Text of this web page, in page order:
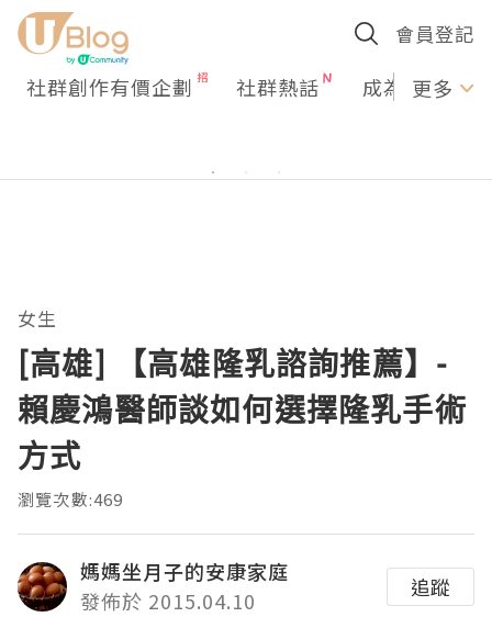
會員登記
社群創作有價企劃 社群熱話 成為U更多
女生
[高雄] 【高雄隆乳諮詢推薦】-
賴慶鴻醫師談如何選擇隆乳手術
方式
瀏覽次數:469
媽媽坐月子的安康家庭
發佈於 2015.04.10
追蹤